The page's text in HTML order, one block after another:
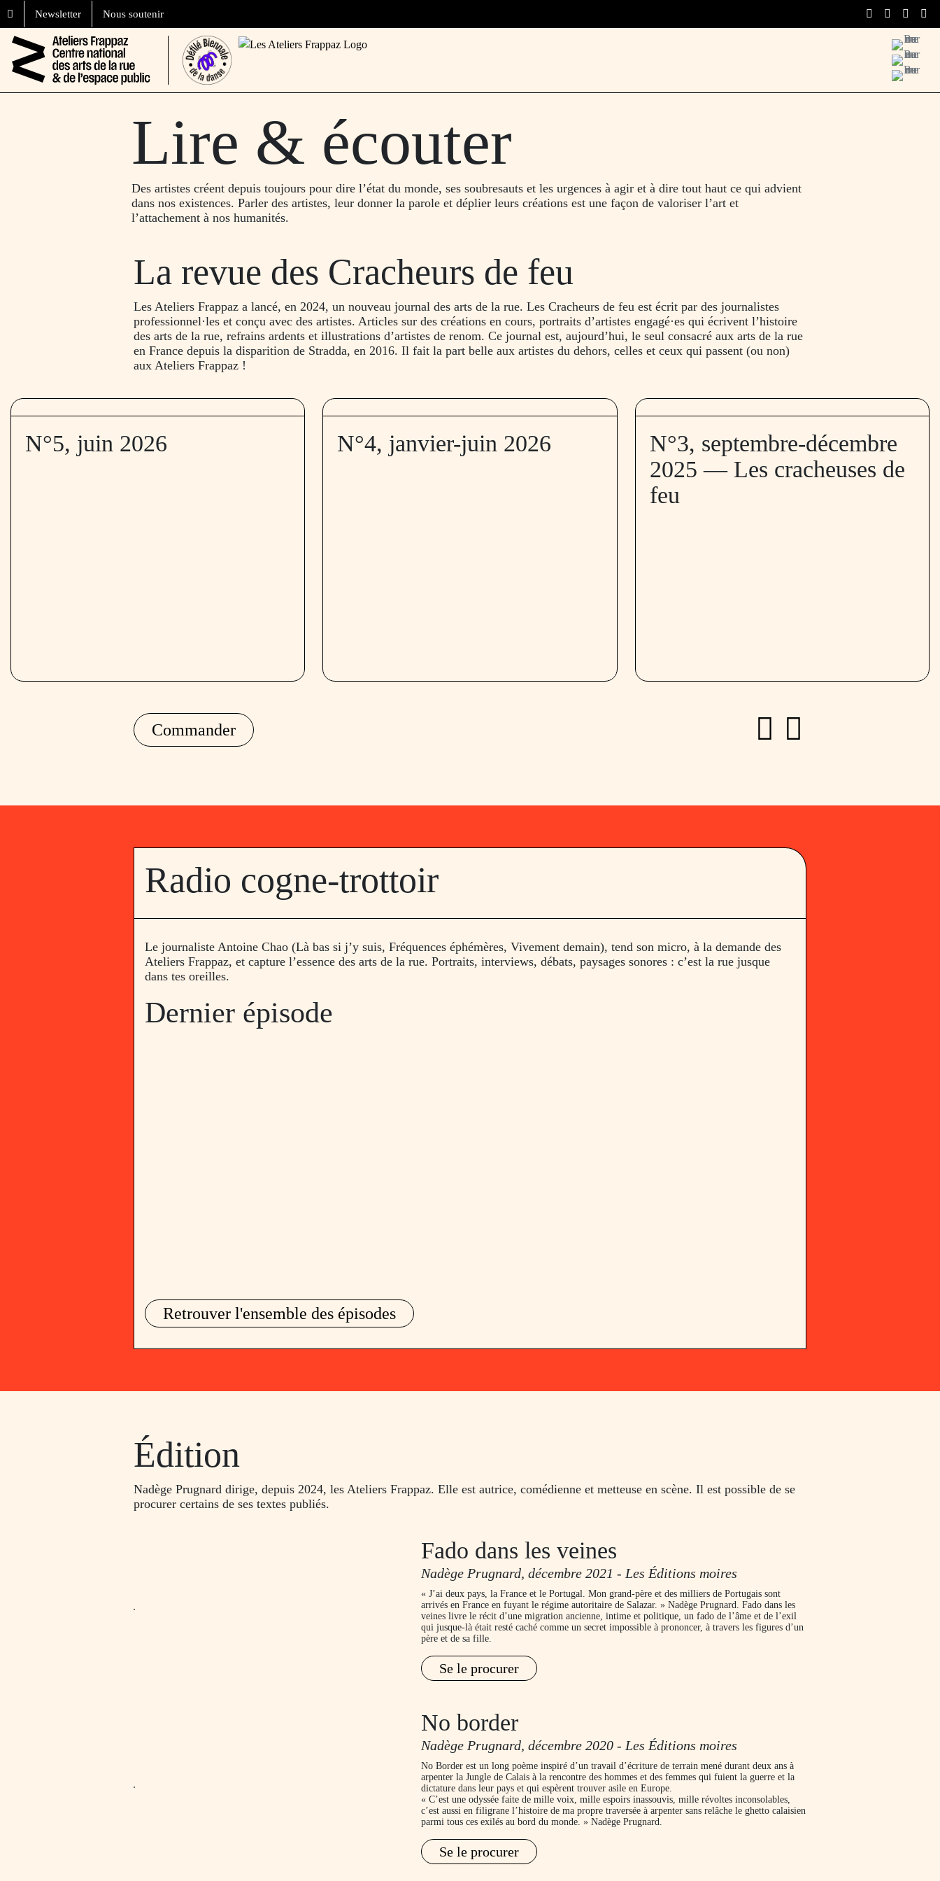
Aller au contenu
Skip to footer
Nous soutenir
Newsletter
Lire & écouter
Des artistes créent depuis toujours pour dire l’état du monde, ses soubresauts et les urgences à agir et à dire tout haut ce qui advient
dans nos existences. Parler des artistes, leur donner la parole et déplier leurs créations est une façon de valoriser l’art et
l’attachement à nos humanités.
La revue des Cracheurs de feu
Les Ateliers Frappaz a lancé, en 2024, un nouveau journal des arts de la rue. Les Cracheurs de feu est écrit par des journalistes
professionnel·les et conçu avec des artistes. Articles sur des créations en cours, portraits d’artistes engagé·es qui écrivent l’histoire
des arts de la rue, refrains ardents et illustrations d’artistes de renom. Ce journal est, aujourd’hui, le seul consacré aux arts de la rue
en France depuis la disparition de Stradda, en 2016. Il fait la part belle aux artistes du dehors, celles et ceux qui passent (ou non)
aux Ateliers Frappaz !
N°5, juin 2026 N°4, janvier-juin 2026
N°3, septembre-décembre
2025 — Les cracheuses de
feu
Commander
Radio cogne-trottoir
Le journaliste Antoine Chao (Là bas si j’y suis, Fréquences éphémères, Vivement demain), tend son micro, à la demande des
Ateliers Frappaz, et capture l’essence des arts de la rue. Portraits, interviews, débats, paysages sonores : c’est la rue jusque
dans tes oreilles.
Dernier épisode
Retrouver l'ensemble des épisodes
Édition
Nadège Prugnard dirige, depuis 2024, les Ateliers Frappaz. Elle est autrice, comédienne et metteuse en scène. Il est possible de se
procurer certains de ses textes publiés.
Fado dans les veines
Nadège Prugnard, décembre 2021 - Les Éditions moires
« J’ai deux pays, la France et le Portugal. Mon grand-père et des milliers de Portugais sont
arrivés en France en fuyant le régime autoritaire de Salazar. » Nadège Prugnard. Fado dans les
veines livre le récit d’une migration ancienne, intime et politique, un fado de l’âme et de l’exil
qui jusque-là était resté caché comme un secret impossible à prononcer, à travers les figures d’un
père et de sa fille.
Se le procurer
No border
Nadège Prugnard, décembre 2020 - Les Éditions moires
No Border est un long poème inspiré d’un travail d’écriture de terrain mené durant deux ans à
arpenter la Jungle de Calais à la rencontre des hommes et des femmes qui fuient la guerre et la
dictature dans leur pays et qui espèrent trouver asile en Europe.
« C’est une odyssée faite de mille voix, mille espoirs inassouvis, mille révoltes inconsolables,
c’est aussi en filigrane l’histoire de ma propre traversée à arpenter sans relâche le ghetto calaisien
parmi tous ces exilés au bord du monde. » Nadège Prugnard.
Se le procurer